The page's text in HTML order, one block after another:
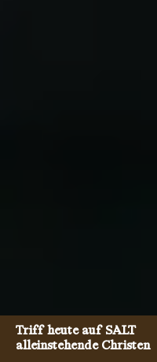
Triff heute auf SALT
alleinstehende Christen